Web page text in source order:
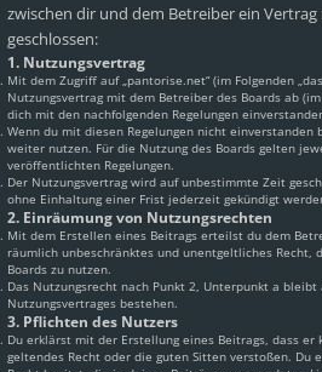
zwischen dir und dem Betreiber ein
geschlossen:
1. Nutzungsvertrag
Mit dem Zugriff auf „pantorise.net“ (im Folgenden
Nutzungsvertrag mit dem Betreiber des Boards ab
dich mit den nachfolgenden Regelungen
Wenn du mit diesen Regelungen nicht einverstanden
weiter nutzen. Für die Nutzung des Boards gelten
veröffentlichten Regelungen.
Der Nutzungsvertrag wird auf unbestimmte Zeit
ohne Einhaltung einer Frist jederzeit gekündigt
2. Einräumung von Nutzungsrechten
Mit dem Erstellen eines Beitrags erteilst du dem
räumlich unbeschränktes und unentgeltliches Recht,
Boards zu nutzen.
Das Nutzungsrecht nach Punkt 2, Unterpunkt a bleibt
Nutzungsvertrages bestehen.
3. Pflichten des Nutzers
Du erklärst mit der Erstellung eines Beitrags, dass
geltendes Recht oder die guten Sitten verstoßen. Du